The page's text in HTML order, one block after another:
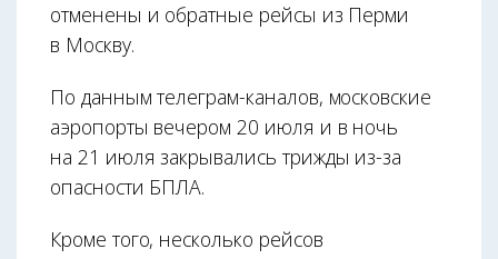
отменены и обратные рейсы из Перми
в Москву.
По данным телеграм-каналов, московские
аэропорты вечером 20 июля и в ночь
на 21 июля закрывались трижды из-за
опасности БПЛА.
Кроме того, несколько рейсов